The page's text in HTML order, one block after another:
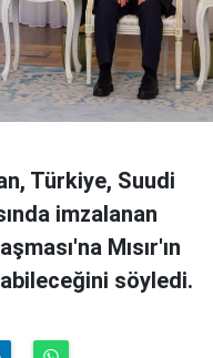
Türkiye, Suudi
imzalanan
Mısır'ın
söyledi.